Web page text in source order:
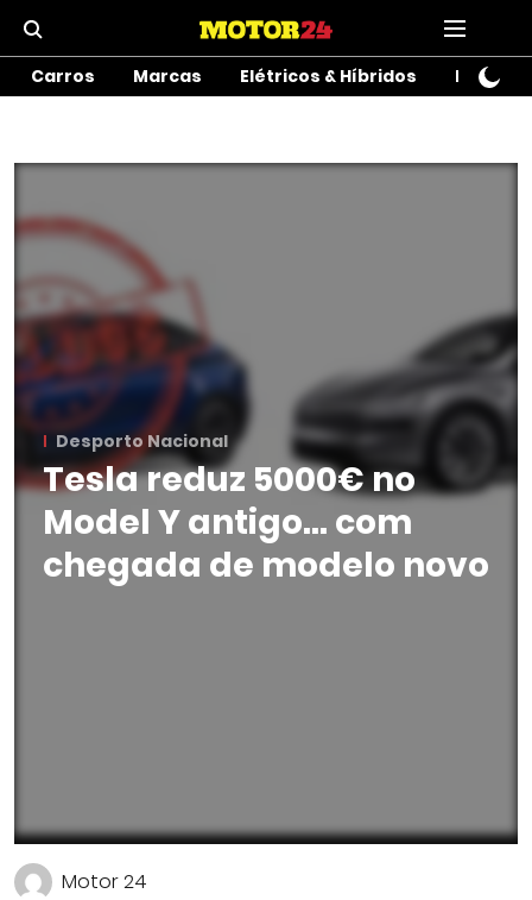
Carros Marcas Elétricos & Híbridos Motos
Desporto Nacional
Tesla reduz 5000€ no
Model Y antigo… com
chegada de modelo novo
Motor 24